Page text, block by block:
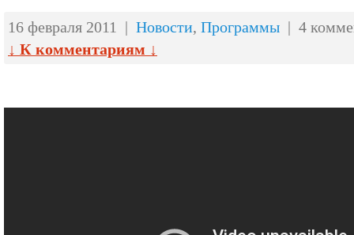
16 февраля 2011 | Новости, Программы | 4
↓ К комментариям ↓